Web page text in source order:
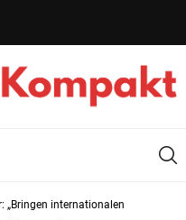
„Bringen internationalen